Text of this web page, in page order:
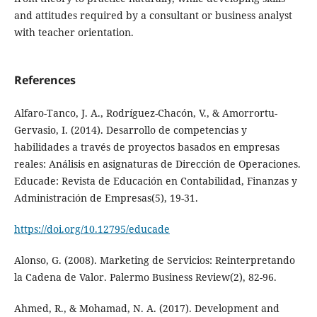
and attitudes required by a consultant or business analyst
with teacher orientation.
References
Alfaro-Tanco, J. A., Rodríguez-Chacón, V., & Amorrortu-
Gervasio, I. (2014). Desarrollo de competencias y
habilidades a través de proyectos basados en empresas
reales: Análisis en asignaturas de Dirección de Operaciones.
Educade: Revista de Educación en Contabilidad, Finanzas y
Administración de Empresas(5), 19-31.
https://doi.org/10.12795/educade
Alonso, G. (2008). Marketing de Servicios: Reinterpretando
la Cadena de Valor. Palermo Business Review(2), 82-96.
Ahmed, R., & Mohamad, N. A. (2017). Development and